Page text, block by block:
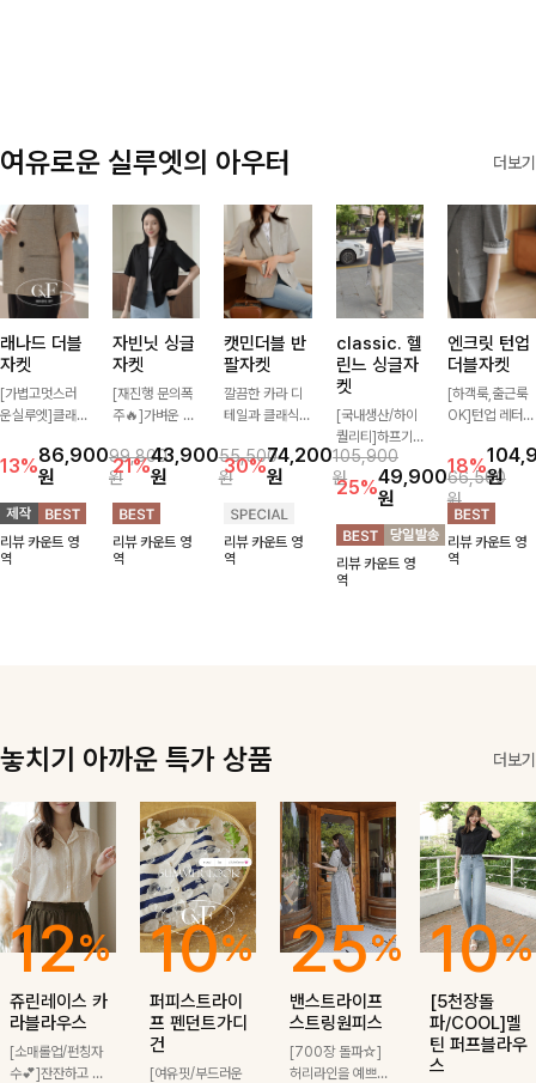
여유로운 실루엣의 아우터 더보기
래나드 더블
자켓
[가볍고멋스러
운실루엣]클래
하게 걸치기 좋
은 반팔 자켓-자
주 입게 될 깔끔
한 핏은 물론, 쾌
적함도 챙겨드려
요 :)
13%86,900
원
99,800
원
리뷰 카운트 영
역
자빈닛 싱글
자켓
[재진행 문의폭
주🔥]가벼운 소
기만 해도 캐주
얼한 무드를 만
들어주며 반팔
디자인으로 더운
날에도 편안하게
착용 가능한 반
21%43,900
원
55,500
원
리뷰 카운트 영
역
캣민더블 반
팔자켓
깔끔한 카라 디
테일과 클래식한
인으로 세련된
무드를 완성한
볍게 걸쳐주기만
해도 멋스럽게
스타일링돼요
30%74,200
원
105,900
원
리뷰 카운트 영
역
classic. 헬
린느 싱글자
켓
[국내생산/하이
퀄리티]하프기
장의 부담스럽지
않은 기장으로
클래식이 주는
멋!스탠다드한
핏이 멋스러운,
쾌적하면서 세련
된 무드의 썸머
25%49,900
원
66,500
원
리뷰 카운트 영
역
엔크릿 턴업
더블자켓
[하객룩,출근룩
OK]턴업 레터링
있게 완성된 썸
머 자켓, 더블버
튼 디자인으로
깔끔하고 세련된
무드가 느껴져요
🩶 가볍고 시원
18%원
리뷰 카운트 영
역
놓치기 아까운 특가 상품 더보기
12%
쥬린레이스 카
라블라우스
[소매롤업/펀칭자
수💕]잔잔하고 고
10%
퍼피스트라이
프 펜던트가디
건
[여유핏/부드러운
25%
밴스트라이프
스트링원피스
[700장 돌파☆]
허리라인을 예쁘게
10%
[5천장돌
파/COOL]멜
틴 퍼프블라우
스